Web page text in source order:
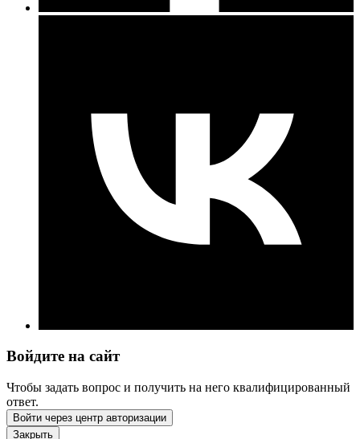
Войдите на сайт
Чтобы задать вопрос и получить на него квалифицированный
ответ.
Войти через центр авторизации
Закрыть